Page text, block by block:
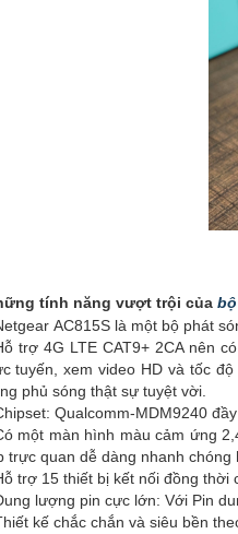
tính năng vượt trội của
AC815S là một bộ phát
trợ 4G LTE CAT9+ 2CA nên
tuyến, xem video HD và tốc
phủ sóng thật sự tuyệt vời.
Qualcomm-MDM9240
một màn hình màu cảm ứng
trực quan dễ dàng nhanh chóng
trợ 15 thiết bị kết nối đồng thời
lượng pin cực lớn: Với Pin
kế chắc chắn và siêu bền